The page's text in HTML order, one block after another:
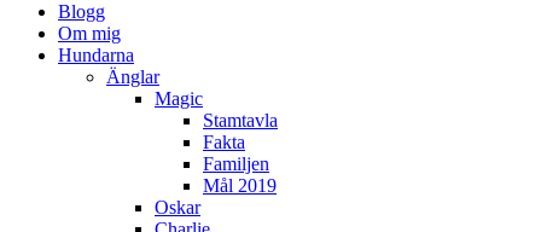
innehåll
Freestylehundar.se
Blogg
Om mig
Hundarna
Änglar
Magic
Stamtavla
Fakta
Familjen
Mål 2019
Oskar